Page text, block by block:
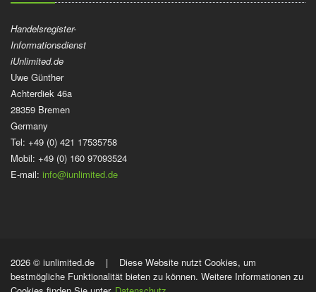
Handelsregister-
Informationsdienst
iUnlimited.de
Uwe Günther
Achterdiek 46a
28359 Bremen
Germany
Tel: +49 (0) 421 17535758
Mobil: +49 (0) 160 97093524
E-mail: info@iunlimited.de
2026 © iunlimited.de | Diese Website nutzt Cookies, um
bestmögliche Funktionalität bieten zu können. Weitere Informationen zu